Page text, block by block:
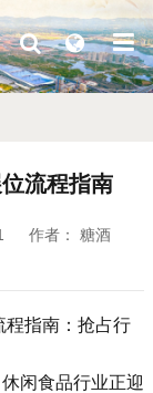
流程指南
作者：
糖酒
程指南：抢占行
闲食品行业正迎